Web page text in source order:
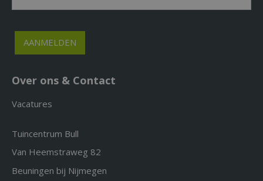
Over ons & Contact
Vacatures
Tuincentrum Bull
Van Heemstraweg 82
Beuningen bij Nijmegen